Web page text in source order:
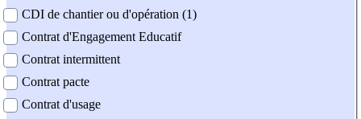
CDI de chantier ou d'opération (1)
Contrat d'Engagement Educatif
Contrat intermittent
Contrat pacte
Contrat d'usage